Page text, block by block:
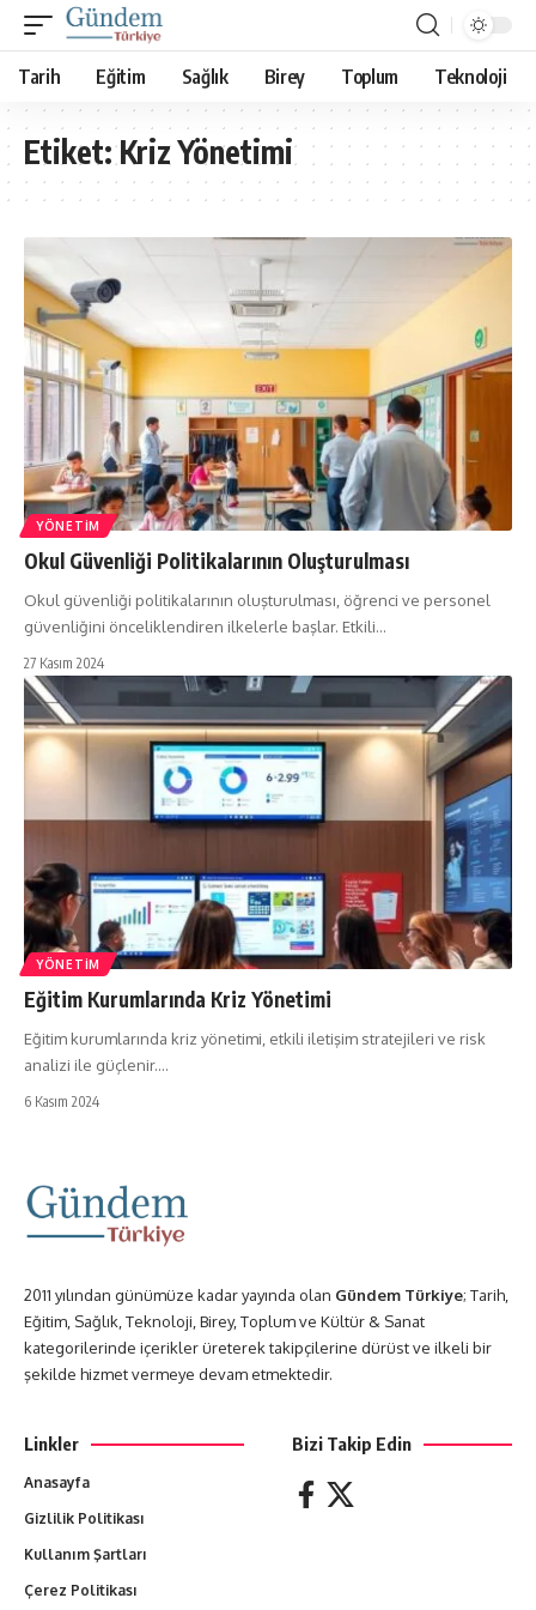
Tarih Eğitim Sağlık Birey Toplum Teknoloji
Etiket:Kriz Yönetimi
YÖNETIM
Okul Güvenliği Politikalarının Oluşturulması
Okul güvenliği politikalarının oluşturulması, öğrenci ve personel
güvenliğini önceliklendiren ilkelerle başlar. Etkili…
27 Kasım 2024
YÖNETIM
Eğitim Kurumlarında Kriz Yönetimi
Eğitim kurumlarında kriz yönetimi, etkili iletişim stratejileri ve risk
analizi ile güçlenir.…
6 Kasım 2024
2011 yılından günümüze kadar yayında olan Gündem Türkiye; Tarih,
Eğitim, Sağlık, Teknoloji, Birey, Toplum ve Kültür & Sanat
kategorilerinde içerikler üreterek takipçilerine dürüst ve ilkeli bir
şekilde hizmet vermeye devam etmektedir.
Linkler
Anasayfa
Gizlilik Politikası
Kullanım Şartları
Çerez Politikası
Bizi Takip Edin